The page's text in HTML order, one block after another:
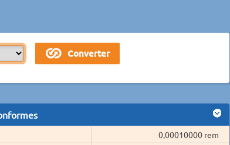
0,00010000 rem